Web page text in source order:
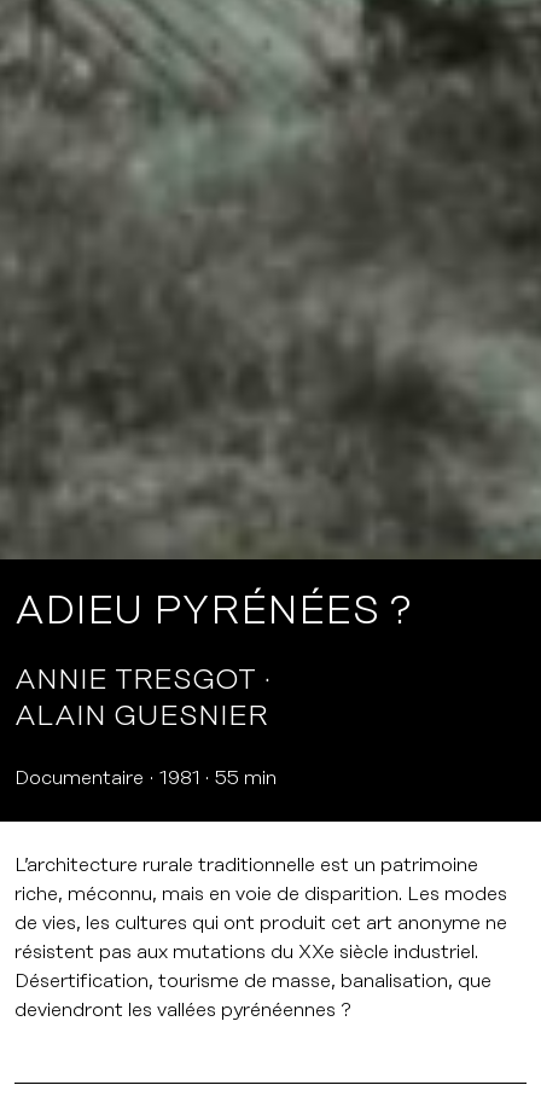
ADIEU PYRÉNÉES ?
ANNIE TRESGOT
ALAIN GUESNIER
Documentaire 1981 55 min
L’architecture rurale traditionnelle est un patrimoine
riche, méconnu, mais en voie de disparition. Les modes
de vies, les cultures qui ont produit cet art anonyme ne
résistent pas aux mutations du XXe siècle industriel.
Désertification, tourisme de masse, banalisation, que
deviendront les vallées pyrénéennes ?